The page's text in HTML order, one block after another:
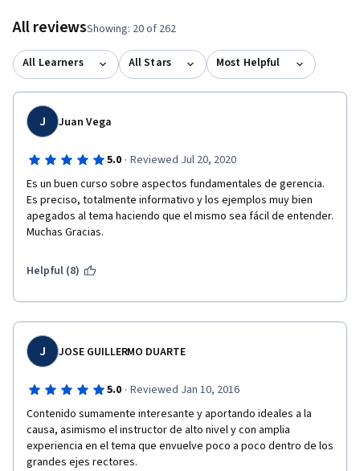
All reviewsShowing: 20 of 262
All Learners All Stars Most Helpful
J Juan Vega
5.0 · Reviewed Jul 20, 2020
Es un buen curso sobre aspectos fundamentales de gerencia.
Es preciso, totalmente informativo y los ejemplos muy bien
apegados al tema haciendo que el mismo sea fácil de entender.
Muchas Gracias.
Helpful (8)
J JOSE GUILLERMO DUARTE
5.0 · Reviewed Jan 10, 2016
Contenido sumamente interesante y aportando ideales a la
causa, asimismo el instructor de alto nivel y con amplia
experiencia en el tema que envuelve poco a poco dentro de los
grandes ejes rectores.